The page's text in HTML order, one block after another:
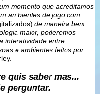
momento que acreditamos
ambientes de jogo com
de maneira bem
maior, poderemos
a interatividade entre
e ambientes feitos por
quis saber mas...
perguntar.